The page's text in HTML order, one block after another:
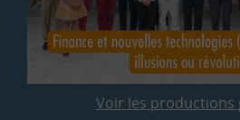
Voir les productions